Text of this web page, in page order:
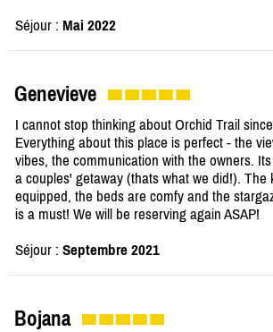
Séjour : Mai 2022
Genevieve
I cannot stop thinking about Orchid Trail
Everything about this place is perfect - the
vibes, the communication with the owners.
a couples' getaway (thats what we did!). The
equipped, the beds are comfy and the
is a must! We will be reserving again ASAP!
Séjour : Septembre 2021
Bojana